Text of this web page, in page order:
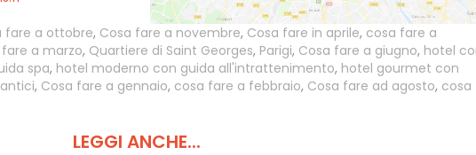
fare a ottobre, Cosa fare a novembre, Cosa fare in aprile, cosa fare a
a marzo, Quartiere di Saint Georges, Parigi, Cosa fare a giugno, hotel
spa, hotel moderno con guida all'intrattenimento, hotel gourmet con
, Cosa fare a gennaio, cosa fare a febbraio, Cosa fare ad agosto, cosa
LEGGI ANCHE...